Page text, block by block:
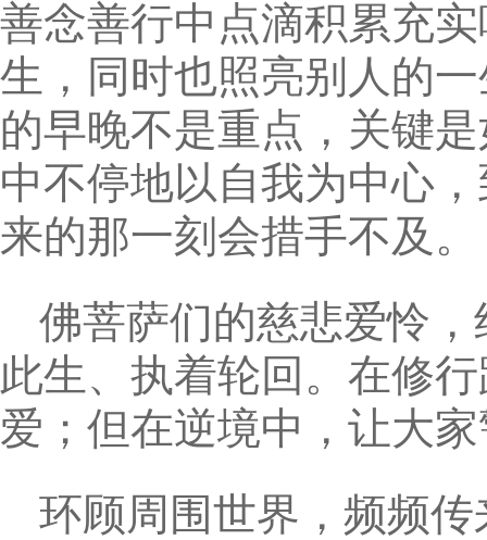
善念善行中点滴积累充
生，同时也照亮别人的
的早晚不是重点，关键
中不停地以自我为中心
来的那一刻会措手不及。
佛菩萨们的慈悲爱怜
此生、执着轮回。在修
爱；但在逆境中，让大
环顾周围世界，频频